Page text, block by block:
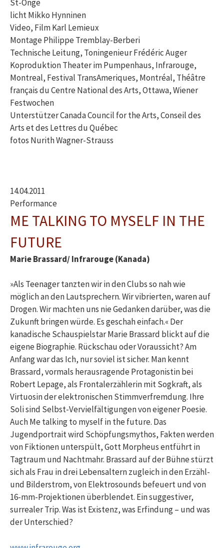
St-Onge
licht Mikko Hynninen
Video, Film Karl Lemieux
Montage Philippe Tremblay-Berberi
Technische Leitung, Toningenieur Frédéric Auger
Koproduktion Theater im Pumpenhaus, Infrarouge,
Montreal, Festival TransAmeriques, Montréal, Théâtre
français du Centre National des Arts, Ottawa, Wiener
Festwochen
Unterstützer Canada Council for the Arts, Conseil des
Arts et des Lettres du Québec
fotos Nurith Wagner-Strauss
14.04.2011
Performance
ME TALKING TO MYSELF IN THE
FUTURE
Marie Brassard/ Infrarouge (Kanada)
»Als Teenager tanzten wir in den Clubs so nah wie
möglich an den Lautsprechern. Wir vibrierten, waren auf
Drogen. Wir machten uns nie Gedanken darüber, was die
Zukunft bringen würde. Es geschah einfach.« Der
kanadische Schauspielstar Marie Brassard blickt auf die
eigene Biographie. Rückschau oder Voraussicht? Am
Anfang war das Ich, nur soviel ist sicher. Man kennt
Brassard, vormals herausragende Protagonistin bei
Robert Lepage, als Frontalerzählerin mit Sogkraft, als
Virtuosin der elektronischen Stimmverfremdung. Ihre
Soli sind Selbst-Vervielfältigungen von eigener Poesie.
Auch Me talking to myself in the future. Das
Jugendportrait wird Schöpfungsmythos, Fakten werden
von Fiktionen unterspült, Gott Morpheus entführt in
Tagtraum und Nachtmahr. Brassard auf der Bühne stürzt
sich als Frau in drei Lebensaltern zugleich in den Erzähl-
und Bilderstrom, von Elektrosounds befeuert und von
16-mm-Projektionen überblendet. Ein suggestiver,
surrealer Trip. Was ist Existenz, was Erfindung – und was
der Unterschied?